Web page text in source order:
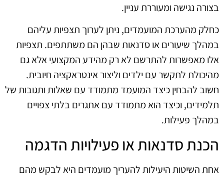
בצורה נגישה ומעוררת עניין.
כחלק מהערכת המועמדים, ניתן לערוך תצפיות עליהם
במהלך שיעורים או סדנאות שבהן הם משתתפים. תצפיות
אלו מאפשרות להתרשם לא רק מהידע המקצועי אלא גם
מהיכולת לתקשר עם ילדים וליצור אינטראקציה חיובית.
חשוב להבחין כיצד המועמד מתמודד עם שאלות ותגובות של
תלמידים, וכיצד הוא מתמודד עם אתגרים בלתי צפויים
במהלך פעילות.
הכנת סדנאות או פעילויות הדגמה
אחת השיטות היעילות להעריך מועמדים היא לבקש מהם